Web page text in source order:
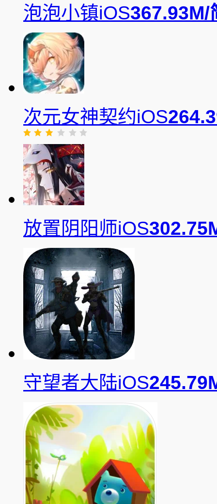
泡泡小镇iOS367.93M/
次元女神契约iOS
放置阴阳师iOS
守望者大陆iOS